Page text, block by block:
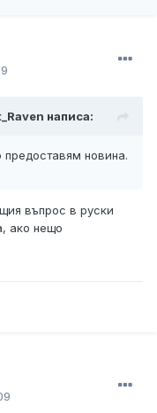
написа:
новина.
въпрос в руски
ако нещо